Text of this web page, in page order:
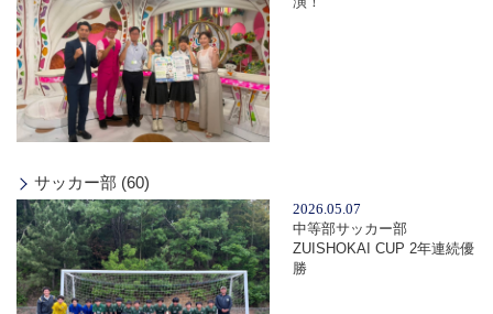
サッカー部 (60)
2026.05.07
中等部サッカー部
ZUISHOKAI CUP 2年連続優
勝